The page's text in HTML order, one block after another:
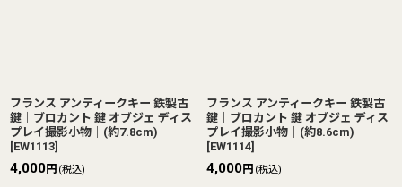
フランス アンティークキー 鉄製古
鍵｜ブロカント 鍵 オブジェ ディス
プレイ撮影小物｜(約7.8cm)
[EW1113]
4,000円 (税込)
フランス アンティークキー 鉄製古
鍵｜ブロカント 鍵 オブジェ ディス
プレイ撮影小物｜(約8.6cm)
[EW1114]
4,000円 (税込)